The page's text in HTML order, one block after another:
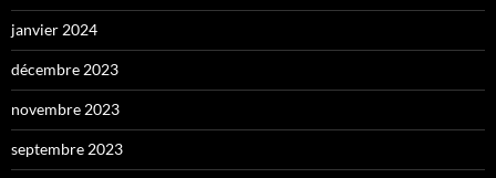
janvier 2024
décembre 2023
novembre 2023
septembre 2023